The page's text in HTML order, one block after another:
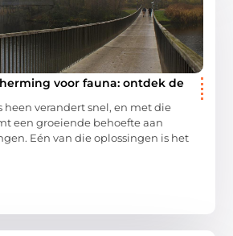
voor fauna: ontdek de
heen verandert snel, en met die
een groeiende behoefte aan
Eén van die oplossingen is het